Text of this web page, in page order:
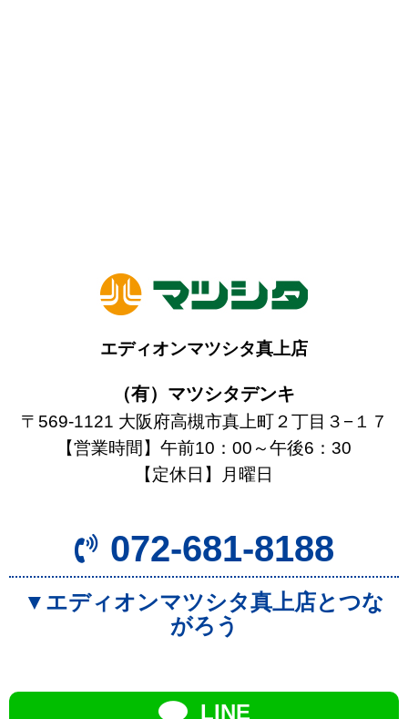
エディオンマツシタ真上店
（有）マツシタデンキ
〒569-1121 大阪府高槻市真上町２丁目３−１７
【営業時間】午前10：00～午後6：30
【定休日】月曜日
072-681-8188
▼エディオンマツシタ真上店とつな
がろう
LINE